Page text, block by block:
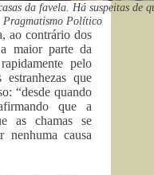
da favela. Há suspeitas de
Pragmatismo Político
ao contrário dos
maior parte da
pelo
que
“desde quando
que a
as chamas se
nenhuma causa